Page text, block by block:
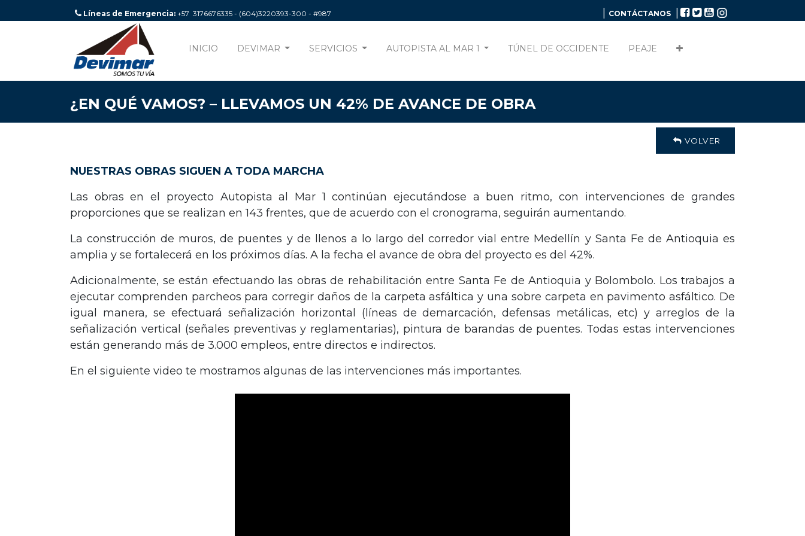
Líneas de Emergencia: +57 3176676335 - (604)3220393-300 - #987 CONTÁCTANOS
INICIO DEVIMAR SERVICIOS AUTOPISTA AL MAR 1 TÚNEL DE OCCIDENTE PEAJE
¿EN QUÉ VAMOS? – LLEVAMOS UN 42% DE AVANCE DE OBRA
VOLVER
NUESTRAS OBRAS SIGUEN A TODA MARCHA
Las obras en el proyecto Autopista al Mar 1 continúan ejecutándose a buen ritmo, con intervenciones de grandes
proporciones que se realizan en 143 frentes, que de acuerdo con el cronograma, seguirán aumentando.
La construcción de muros, de puentes y de llenos a lo largo del corredor vial entre Medellín y Santa Fe de Antioquia es
amplia y se fortalecerá en los próximos días. A la fecha el avance de obra del proyecto es del 42%.
Adicionalmente, se están efectuando las obras de rehabilitación entre Santa Fe de Antioquia y Bolombolo. Los trabajos a
ejecutar comprenden parcheos para corregir daños de la carpeta asfáltica y una sobre carpeta en pavimento asfáltico. De
igual manera, se efectuará señalización horizontal (líneas de demarcación, defensas metálicas, etc) y arreglos de la
señalización vertical (señales preventivas y reglamentarias), pintura de barandas de puentes. Todas estas intervenciones
están generando más de 3.000 empleos, entre directos e indirectos.
En el siguiente video te mostramos algunas de las intervenciones más importantes.